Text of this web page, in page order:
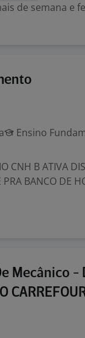
de semana e
Ensino
CNH B ATIVA
BANCO DE
Mecânico -